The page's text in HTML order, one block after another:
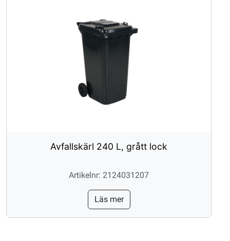
Avfallskärl 240 L, grått lock
Artikelnr: 2124031207
Läs mer